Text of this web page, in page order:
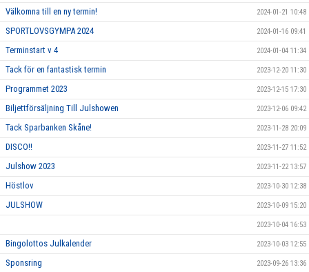
Välkomna till en ny termin! 2024-01-21 10:48
SPORTLOVSGYMPA 2024 2024-01-16 09:41
Terminstart v 4 2024-01-04 11:34
Tack för en fantastisk termin 2023-12-20 11:30
Programmet 2023 2023-12-15 17:30
Biljettförsäljning Till Julshowen 2023-12-06 09:42
Tack Sparbanken Skåne! 2023-11-28 20:09
DISCO!! 2023-11-27 11:52
Julshow 2023 2023-11-22 13:57
Höstlov 2023-10-30 12:38
JULSHOW 2023-10-09 15:20
2023-10-04 16:53
Bingolottos Julkalender 2023-10-03 12:55
Sponsring 2023-09-26 13:36